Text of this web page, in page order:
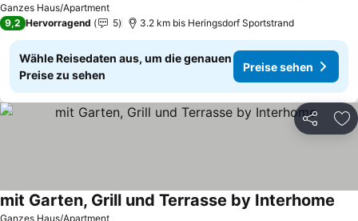
Ganzes Haus/Apartment
Preise sehen
9,2 Hervorragend 5 3.2 km bis Heringsdorf Sportstrand
Wähle Reisedaten aus, um die genauen
Preise zu sehen
Preise sehen
Teilen
Ganzes Haus/Apartment
mit Garten, Grill und Terrasse by Interhome